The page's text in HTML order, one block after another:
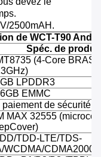
2500mAH.
de WCT-T90
Spéc. de produit
(4-Core BRAS
LPDDR3
EMMC
paiement de sécurité
MAX 32555
TDD-LTE/TDS-
WCDMA/CDMA2000/